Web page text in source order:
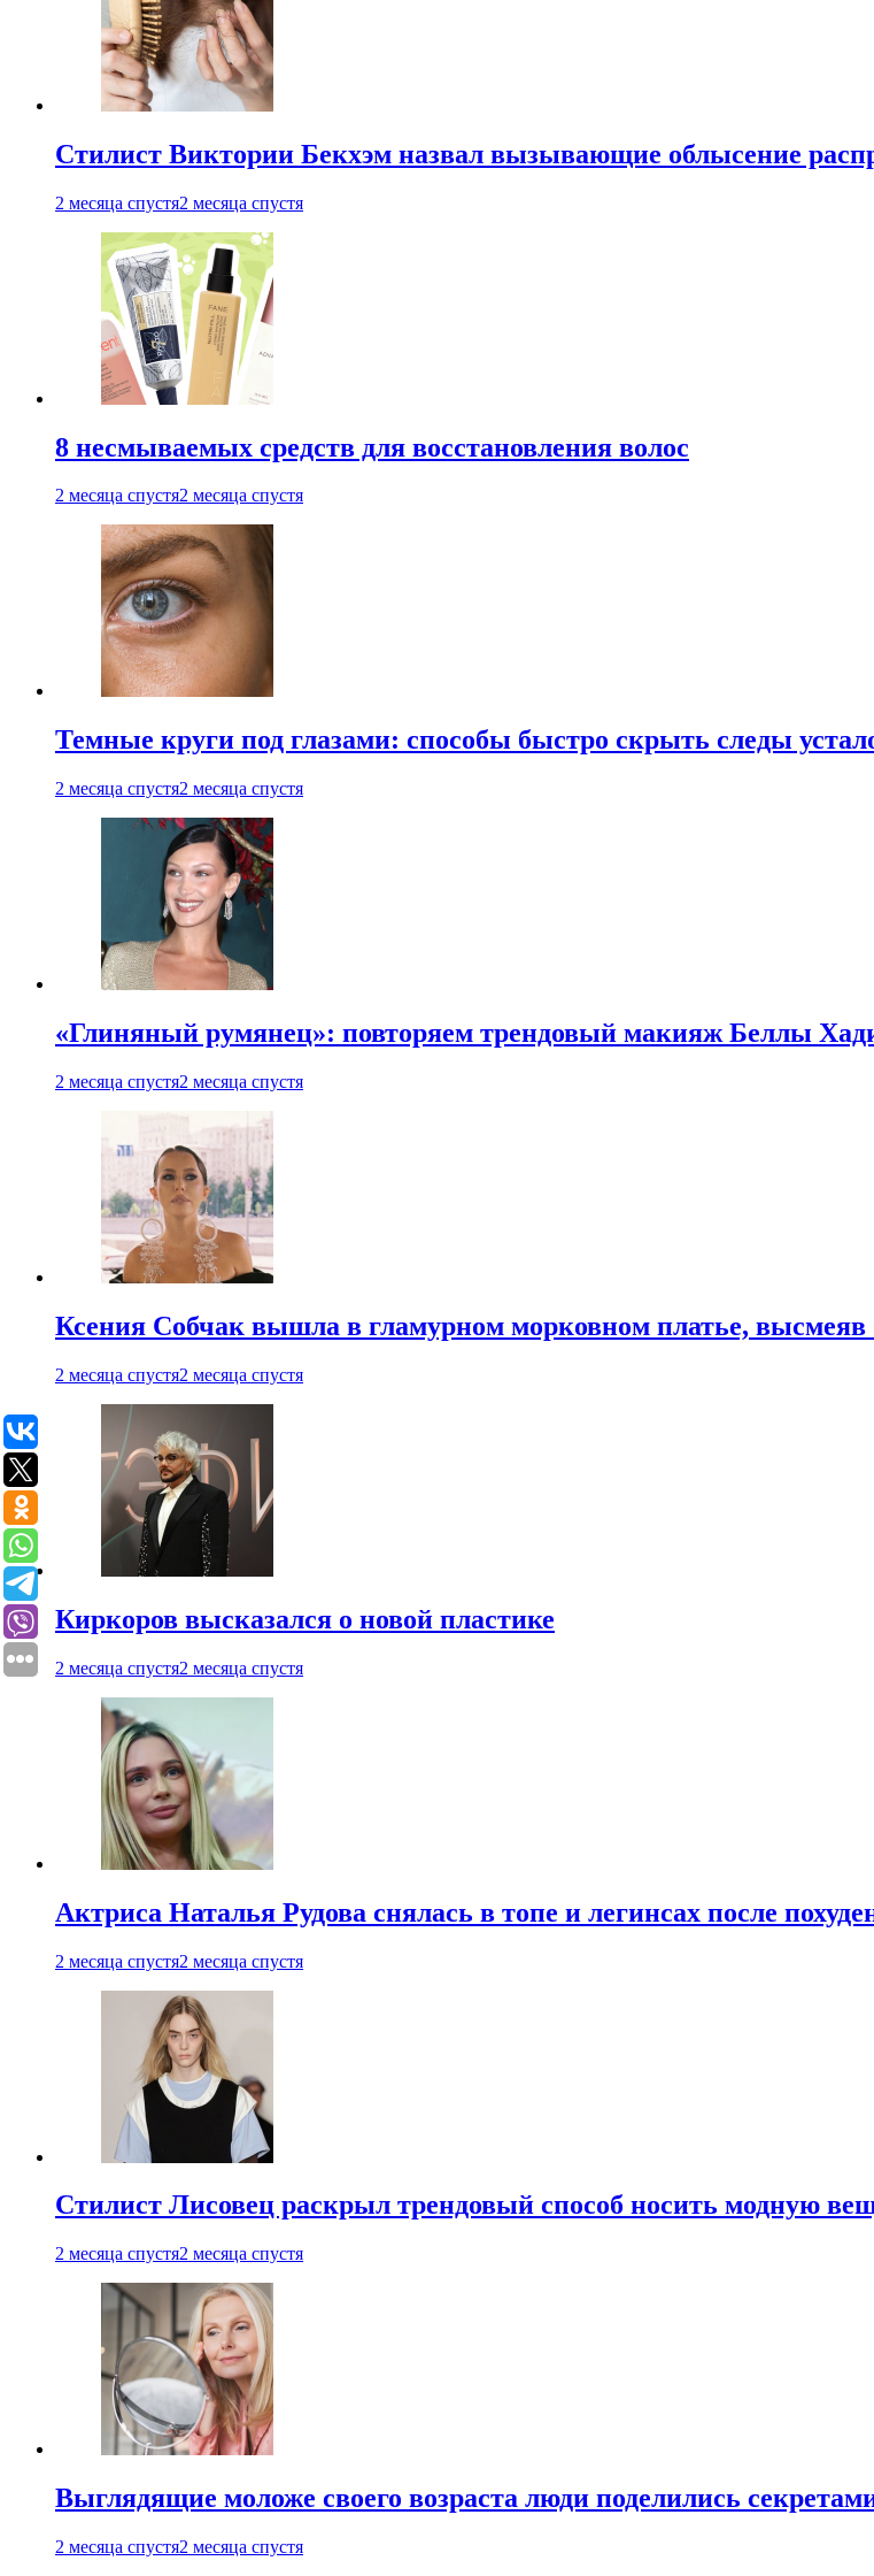
Стилист Виктории Бекхэм назвал вызывающие облысение
2 месяца спустя2 месяца спустя
8 несмываемых средств для восстановления волос
2 месяца спустя2 месяца спустя
Темные круги под глазами: способы быстро скрыть следы
2 месяца спустя2 месяца спустя
«Глиняный румянец»: повторяем трендовый макияж Беллы
2 месяца спустя2 месяца спустя
Ксения Собчак вышла в гламурном морковном платье, высмеяв
2 месяца спустя2 месяца спустя
Киркоров высказался о новой пластике
2 месяца спустя2 месяца спустя
Актриса Наталья Рудова снялась в топе и легинсах после
2 месяца спустя2 месяца спустя
Стилист Лисовец раскрыл трендовый способ носить модную
2 месяца спустя2 месяца спустя
Выглядящие моложе своего возраста люди поделились
2 месяца спустя2 месяца спустя